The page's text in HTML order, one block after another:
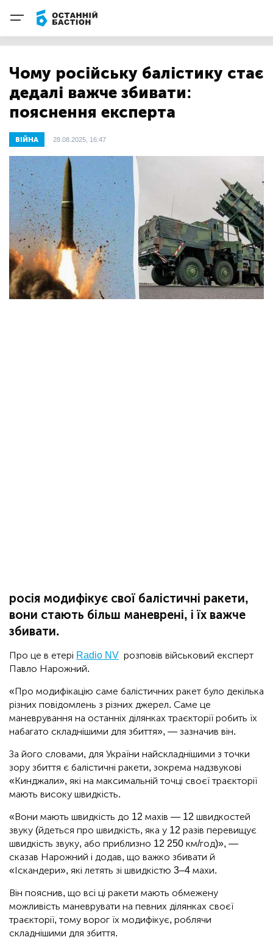
Чому російську балістику стає
дедалі важче збивати:
пояснення експерта
ВІЙНА 28.08.2025, 16:47
росія модифікує свої балістичні ракети,
вони стають більш маневрені, і їх важче
збивати.
Про це в етері Radio NV розповів військовий експерт
Павло Нарожний.
«Про модифікацію саме балістичних ракет було декілька
різних повідомлень з різних джерел. Саме це
маневрування на останніх ділянках траєкторії робить їх
набагато складнішими для збиття», — зазначив він.
За його словами, для України найскладнішими з точки
зору збиття є балістичні ракети, зокрема надзвукові
«Кинджали», які на максимальній точці своєї траєкторії
мають високу швидкість.
«Вони мають швидкість до 12 махів — 12 швидкостей
звуку (йдеться про швидкість, яка у 12 разів перевищує
швидкість звуку, або приблизно 12 250 км/год)», —
сказав Нарожний і додав, що важко збивати й
«Іскандери», які летять зі швидкістю 3–4 махи.
Він пояснив, що всі ці ракети мають обмежену
можливість маневрувати на певних ділянках своєї
траєкторії, тому ворог їх модифікує, роблячи
складнішими для збиття.